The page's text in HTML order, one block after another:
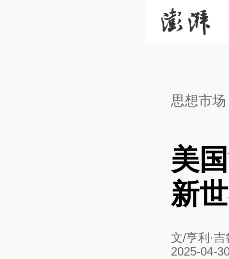
思想市场
美
新
文/亨利·
2025-04-